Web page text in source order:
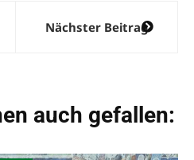
Nächster Beitrag
auch gefallen: